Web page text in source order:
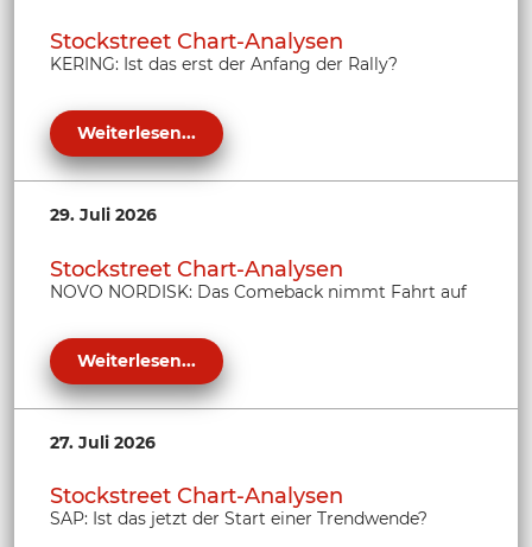
Stockstreet Chart-Analysen
KERING: Ist das erst der Anfang der Rally?
Weiterlesen...
29. Juli 2026
Stockstreet Chart-Analysen
NOVO NORDISK: Das Comeback nimmt Fahrt auf
Weiterlesen...
27. Juli 2026
Stockstreet Chart-Analysen
SAP: Ist das jetzt der Start einer Trendwende?